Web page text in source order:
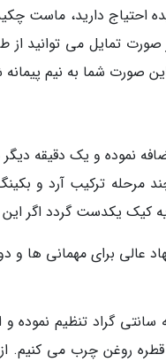
احتیاج دارید، ماست
تمایل می توانید از
صورت شما به نیم پیمانه
نموده و یک دقیقه
مرحله ترکیب آرد و
کیک یکدست گردد اگر این
عالی برای مهمانی ها و
در دمای 180 درجه سانتی گراد
روغن چرب می کنیم.